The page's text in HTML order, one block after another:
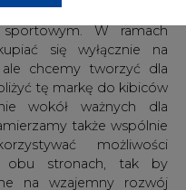
dzięki emocjom
W ramach
się wyłącznie na
ale chcemy tworzyć dla
tę markę do kibiców
wokół ważnych dla
także wspólnie
możliwości
obu stronach, tak by
na wzajemny rozwój